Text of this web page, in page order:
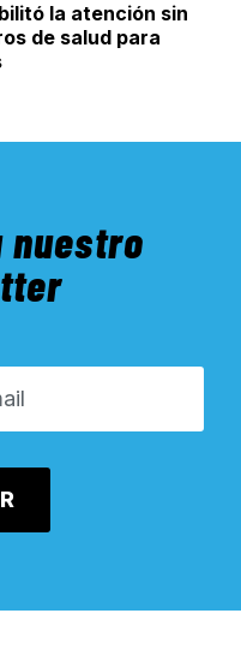
la atención sin
de salud para
nuestro